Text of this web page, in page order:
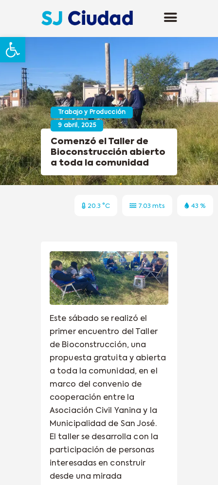
Abrir barra de herramientas
Trabajo y Producción
9 abril, 2025
Comenzó el Taller de
Bioconstrucción abierto
a toda la comunidad
20.3 °C 7.03 mts 43 %
Este sábado se realizó el
primer encuentro del Taller
de Bioconstrucción, una
propuesta gratuita y abierta
a toda la comunidad, en el
marco del convenio de
cooperación entre la
Asociación Civil Yanina y la
Municipalidad de San José.
El taller se desarrolla con la
participación de personas
interesadas en construir
desde una mirada